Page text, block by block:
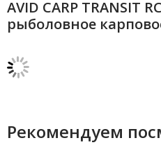
AVID CARP TRANSIT
рыболовное
Рекомендуем